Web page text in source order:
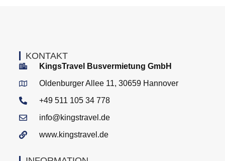
KONTAKT
KingsTravel Busvermietung GmbH
Oldenburger Allee 11, 30659 Hannover
+49 511 105 34 778
info@kingstravel.de
www.kingstravel.de